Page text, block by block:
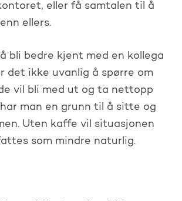
eller få samtalen til å
ellers.
bli bedre kjent med en kollega
det ikke uvanlig å spørre om
vil bli med ut og ta nettopp
man en grunn til å sitte og
Uten kaffe vil situasjonen
som mindre naturlig.